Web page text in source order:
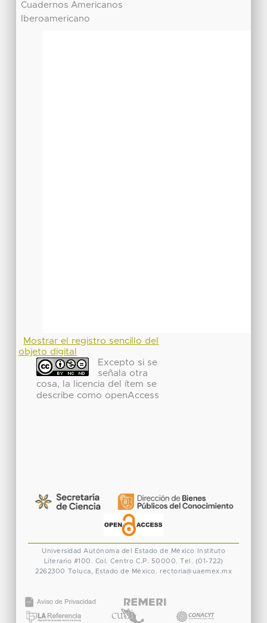
Cuadernos Americanos
Iberoamericano
Mostrar el registro sencillo del
objeto digital
Excepto si se
señala otra
cosa, la licencia del ítem se
describe como openAccess
Universidad Autónoma del Estado de México
Instituto
Literario #100. Col. Centro C.P. 50000. Tel. (01-722)
2262300 Toluca, Estado de México. rectoria@uaemex.mx